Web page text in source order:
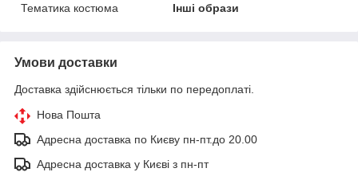
Тематика костюма
Інші образи
Умови доставки
Доставка здійснюється тільки по передоплаті.
Нова Пошта
Адресна доставка по Києву пн-пт.до 20.00
Адресна доставка у Києві з пн-пт